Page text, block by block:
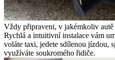
Vždy připraveni, v jakémkoliv autě
Rychlá a intuitivní instalace vám
voláte taxi, jedete sdílenou jízdou,
využíváte soukromého řidiče.